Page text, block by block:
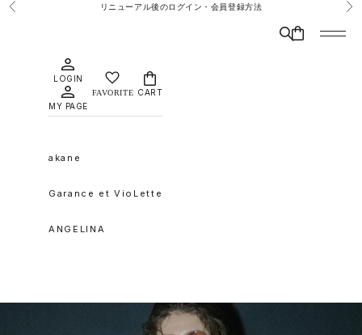
コンテンツへスキップ
前へ リニューアル後のログイン・会員登録方法 次
メニュ
検索CART
LOGIN
MY PAGE
CART
akane
Garance et VioLette
ANGELINA